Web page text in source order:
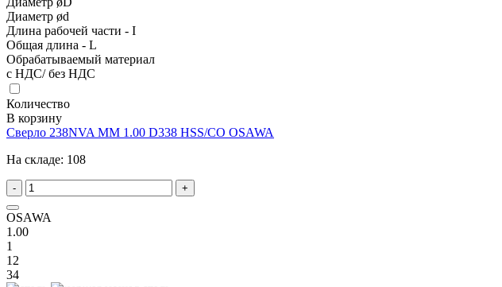
Диаметр ød
Длина рабочей части - I
Общая длина - L
Обрабатываемый материал
с НДС/ без НДС
Количество
В корзину
Сверло 238NVA MM 1.00 D338 HSS/CO OSAWA
На складе: 108
- +
OSAWA
1.00
1
12
34